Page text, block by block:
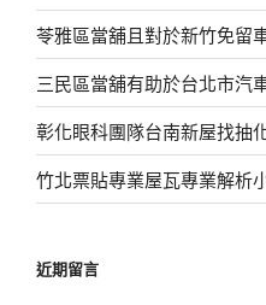
苓雅區當舖且對於新竹免留
三民區當舖有助於台北市汽
彰化眼科團隊台南新屋找抽
竹北票貼專業屋瓦專業解析
近期留言